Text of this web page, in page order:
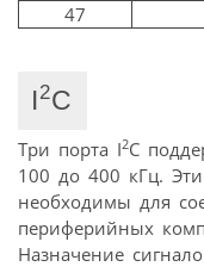
47
I2C
Три порта I2C
100 до 400 кГц.
необходимы для
периферийных
Назначение